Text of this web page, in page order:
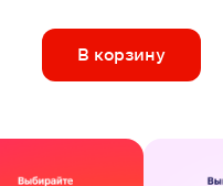
В корзину